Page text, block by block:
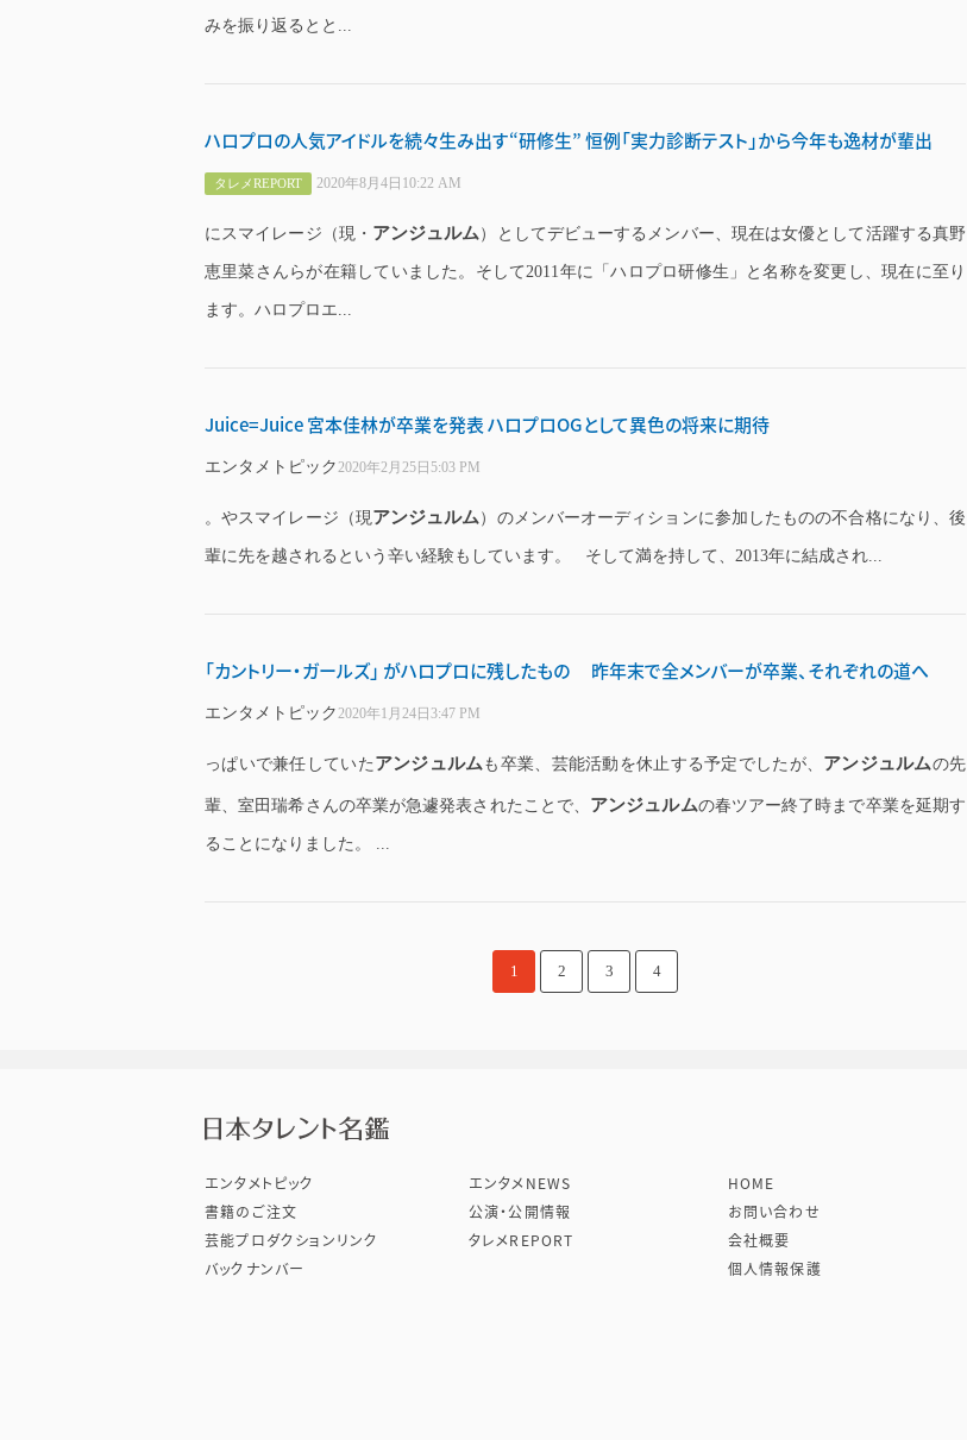
みを振り返るとと...
ハロプロの人気アイドルを続々生み出す“研修生” 恒例「実力診断テスト」から今年も逸材が輩出
タレメREPORT 2020年8月4日10:22 AM
にスマイレージ（現・ アンジュルム ）としてデビューするメンバー、現在は女優として活躍する真野
恵里菜さんらが在籍していました。そして2011年に「ハロプロ研修生」と名称を変更し、現在に至り
ます。ハロプロエ...
Juice=Juice 宮本佳林が卒業を発表 ハロプロOGとして異色の将来に期待
エンタメトピック2020年2月25日5:03 PM
。やスマイレージ（現アンジュルム ）のメンバーオーディションに参加したものの不合格になり、後
輩に先を越されるという辛い経験もしています。 そして満を持して、2013年に結成され...
「カントリー・ガールズ」 がハロプロに残したもの 昨年末で全メンバーが卒業、それぞれの道へ
エンタメトピック2020年1月24日3:47 PM
っぱいで兼任していた アンジュルム も卒業、芸能活動を休止する予定でしたが、 アンジュルムの先
輩、室田瑞希さんの卒業が急遽発表されたことで、 アンジュルムの春ツアー終了時まで卒業を延期す
ることになりました。 ...
1 2 3 4
エンタメトピック
書籍のご注文
芸能プロダクションリンク
バックナンバー
エンタメNEWS
公演・公開情報
タレメREPORT
HOME
お問い合わせ
会社概要
個人情報保護
株式会社 VIPタイムズ社